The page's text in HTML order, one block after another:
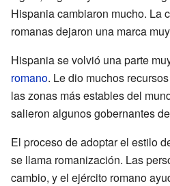
Hispania cambiaron mucho. La
romanas dejaron una marca
Hispania se volvió una parte
romano. Le dio muchos
las zonas más estables del
salieron algunos gobernantes
El proceso de adoptar el estilo
se llama romanización. Las
cambio, y el ejército romano